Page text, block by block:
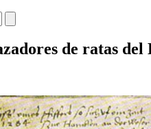
de ratas